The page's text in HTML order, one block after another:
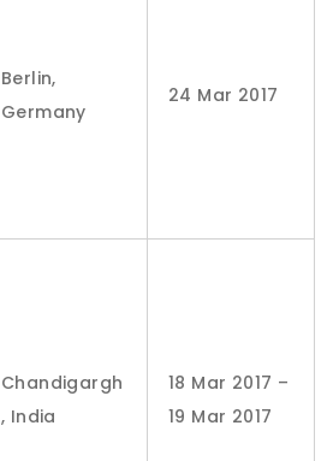
Berlin,
Germany
24 Mar 2017
Chandigargh
, India
18 Mar 2017 –
19 Mar 2017